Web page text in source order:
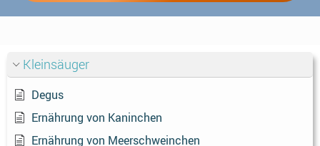
Kleinsäuger
Degus
Ernährung von Kaninchen
Ernährung von Meerschweinchen